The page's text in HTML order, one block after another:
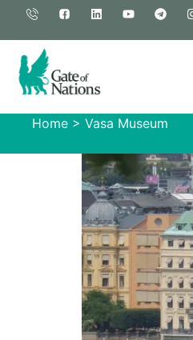
Home > Vasa Museum